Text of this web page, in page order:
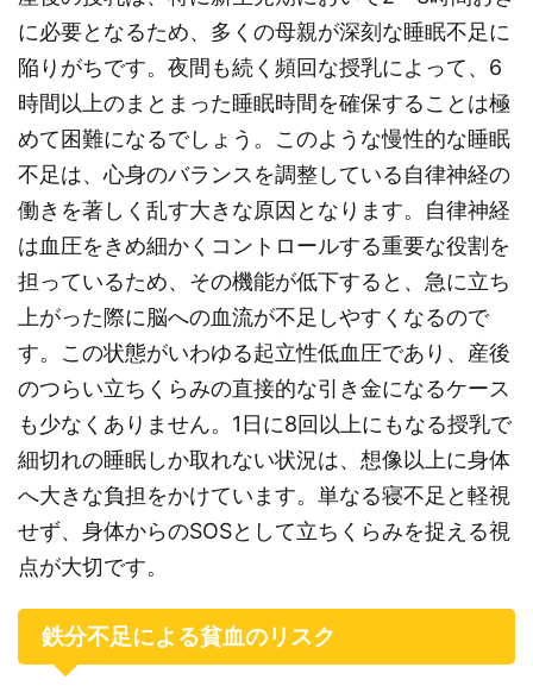
に必要となるため、多くの母親が深刻な睡眠不足に
陥りがちです。夜間も続く頻回な授乳によって、6
時間以上のまとまった睡眠時間を確保することは極
めて困難になるでしょう。このような慢性的な睡眠
不足は、心身のバランスを調整している自律神経の
働きを著しく乱す大きな原因となります。自律神経
は血圧をきめ細かくコントロールする重要な役割を
担っているため、その機能が低下すると、急に立ち
上がった際に脳への血流が不足しやすくなるので
す。この状態がいわゆる起立性低血圧であり、産後
のつらい立ちくらみの直接的な引き金になるケース
も少なくありません。1日に8回以上にもなる授乳で
細切れの睡眠しか取れない状況は、想像以上に身体
へ大きな負担をかけています。単なる寝不足と軽視
せず、身体からのSOSとして立ちくらみを捉える視
点が大切です。
鉄分不足による貧血のリスク